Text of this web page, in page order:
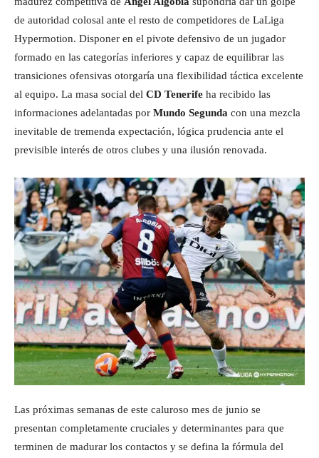
de autoridad colosal ante el resto de competidores de LaLiga
Hypermotion. Disponer en el pivote defensivo de un jugador
formado en las categorías inferiores y capaz de equilibrar las
transiciones ofensivas otorgaría una flexibilidad táctica excelente
al equipo. La masa social del CD Tenerife ha recibido las
informaciones adelantadas por Mundo Segunda con una mezcla
inevitable de tremenda expectación, lógica prudencia ante el
previsible interés de otros clubes y una ilusión renovada.
Las próximas semanas de este caluroso mes de junio se
presentan completamente cruciales y determinantes para que
terminen de madurar los contactos y se defina la fórmula del